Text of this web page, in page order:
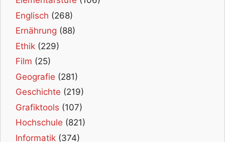
Englisch (268)
Ernährung (88)
Ethik (229)
Film (25)
Geografie (281)
Geschichte (219)
Grafiktools (107)
Hochschule (821)
Informatik (374)